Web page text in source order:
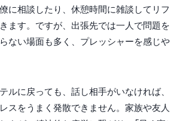
に相談したり、休憩時間に雑談してリフ
ます。ですが、出張先では一人で問題を
ない場面も多く、プレッシャーを感じや
ルに戻っても、話し相手がいなければ、
スをうまく発散できません。家族や友人